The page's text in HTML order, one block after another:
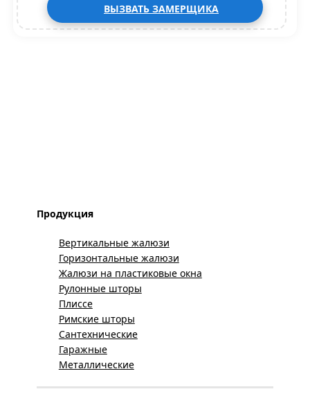
ВЫЗВАТЬ ЗАМЕРЩИКА
Продукция
Вертикальные жалюзи
Горизонтальные жалюзи
Жалюзи на пластиковые окна
Рулонные шторы
Плиссе
Римские шторы
Сантехнические
Гаражные
Металлические